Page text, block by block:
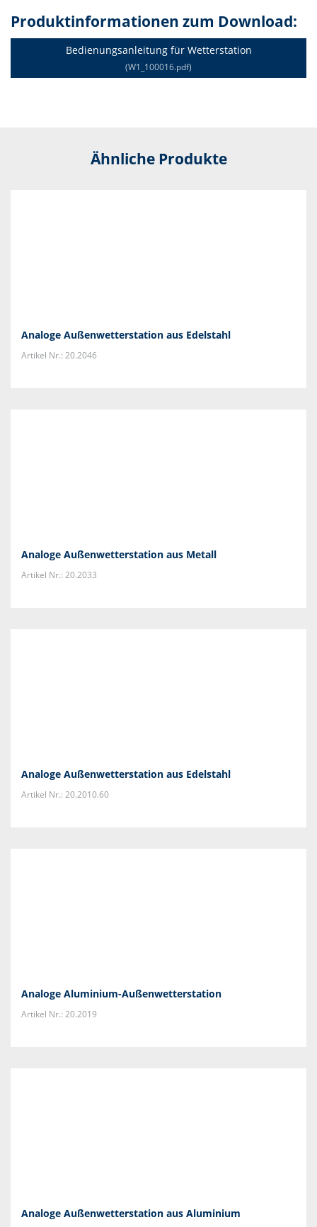
Produktinformationen zum Download:
Bedienungsanleitung für Wetterstation
(W1_100016.pdf)
Ähnliche Produkte
Analoge Außenwetterstation aus Edelstahl
Artikel Nr.: 20.2046
Analoge Außenwetterstation aus Metall
Artikel Nr.: 20.2033
Analoge Außenwetterstation aus Edelstahl
Artikel Nr.: 20.2010.60
Analoge Aluminium-Außenwetterstation
Artikel Nr.: 20.2019
Analoge Außenwetterstation aus Aluminium